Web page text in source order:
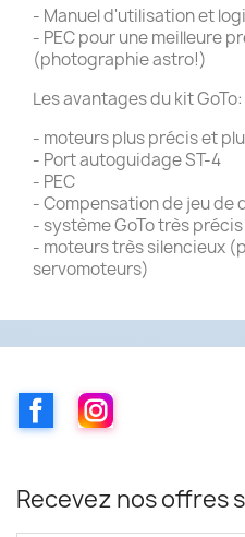
- Manuel d'utilisation et
- PEC pour une meilleure
(photographie astro!)
Les avantages du kit GoTo:
- moteurs plus précis et
- Port autoguidage ST-4
- PEC
- Compensation de jeu de
- système GoTo très précis
- moteurs très silencieux
servomoteurs)
FacebookInstagram
Recevez nos offres